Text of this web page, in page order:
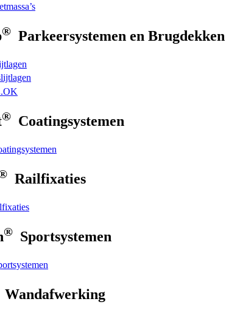
® Parkeersystemen en Brugdekken
® Coatingsystemen
Railfixaties
® Sportsystemen
Wandafwerking